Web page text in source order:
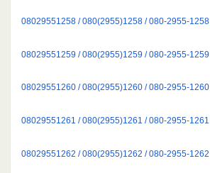
08029551258 / 080(2955)1258 / 080-2955-1258
08029551259 / 080(2955)1259 / 080-2955-1259
08029551260 / 080(2955)1260 / 080-2955-1260
08029551261 / 080(2955)1261 / 080-2955-1261
08029551262 / 080(2955)1262 / 080-2955-1262